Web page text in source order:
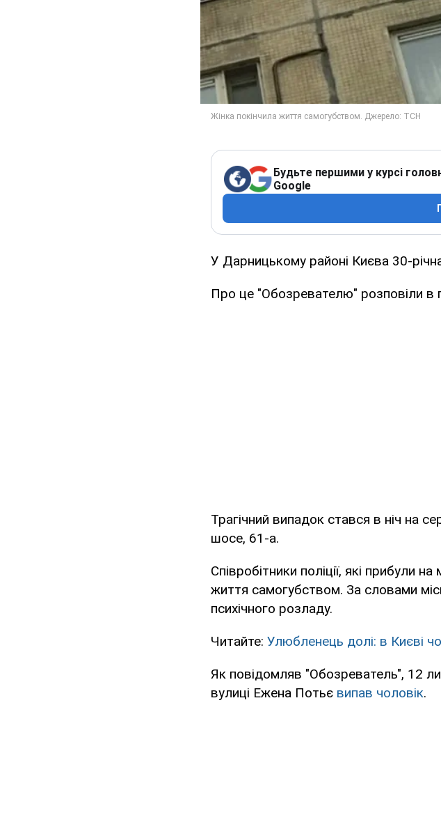
Будьте першими у курсі
Google
У Дарницькому районі Києва 30-
Про це "Обозревателю" розповіли в
Трагічний випадок стався в ніч на
шосе, 61-а.
Співробітники поліції, які прибули
життя самогубством. За словами
психічного розладу.
Читайте: Улюбленець долі: в Києві
Як повідомляв "Обозреватель", 12
вулиці Ежена Потьє випав чоловік.